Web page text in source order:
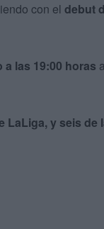
con el debut
las 19:00 horas
y seis de